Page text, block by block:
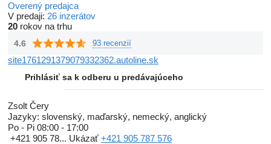
Overený predajca
V predaji: 26 inzerátov
20 rokov na trhu
4.6 93 recenzií
site1761291379079332362.autoline.sk
Prihlásiť sa k odberu u predávajúceho
Zsolt Čery
Jazyky: slovenský, maďarský, nemecký, anglický
Po - Pi 08:00 - 17:00
+421 905 78... Ukázať +421 905 787 576